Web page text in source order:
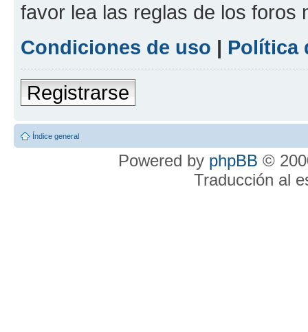
favor lea las reglas de los foros
Condiciones de uso | Política
Registrarse
Índice general
Powered by phpBB ©
Traducción al